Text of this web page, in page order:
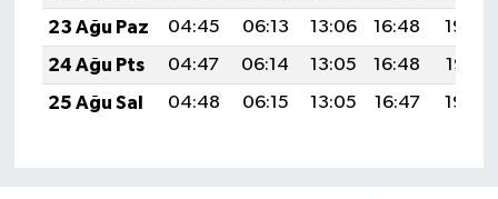
23 Ağu Paz
04:45 06:13 13:06 16:48
19:48
24 Ağu Pts
04:47 06:14 13:05 16:48
19:47
25 Ağu Sal
04:48 06:15 13:05 16:47 19:45